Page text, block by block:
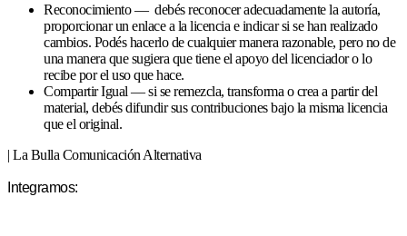
Reconocimiento — debés reconocer adecuadamente la autoría,
proporcionar un enlace a la licencia e indicar si se han realizado
cambios. Podés hacerlo de cualquier manera razonable, pero no de
una manera que sugiera que tiene el apoyo del licenciador o lo
recibe por el uso que hace.
Compartir Igual — si se remezcla, transforma o crea a partir del
material, debés difundir sus contribuciones bajo la misma licencia
que el original.
| La Bulla Comunicación Alternativa
Integramos: